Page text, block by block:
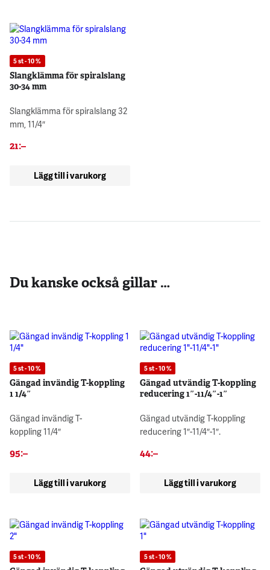
5 st - 10 %
Slangklämma för spiralslang
30-34 mm
Slangklämma för spiralslang 32
mm, 11/4″
21:–
Lägg till i varukorg
Du kanske också gillar …
5 st - 10 %
Gängad invändig T-koppling
1 1/4″
Gängad invändig T-
koppling 11/4″
95:–
Lägg till i varukorg
5 st - 10 %
Gängad utvändig T-koppling
reducering 1″-11/4″-1″
Gängad utvändig T-koppling
reducering 1″-11/4″-1″.
44:–
Lägg till i varukorg
5 st - 10 % 5 st - 10 %